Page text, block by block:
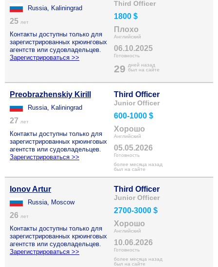
Russia, Kaliningrad
25 лет
Контакты доступны только для
зарегистрированных крюинговых
агентств или судовладельцев.
Зарегистрироваться >>
Third Officer
1800 $
Плохо
Английский
06.10.2025
Готовность
29
дней назад
был на сайте
Preobrazhenskiy Kirill
Russia, Kaliningrad
27 лет
Контакты доступны только для
зарегистрированных крюинговых
агентств или судовладельцев.
Зарегистрироваться >>
Third Officer
Junior Officer
600-1000 $
Хорошо
Английский
05.05.2026
Готовность
более месяца назад
был на сайте
Ionov Artur
Russia, Moscow
26 лет
Контакты доступны только для
зарегистрированных крюинговых
агентств или судовладельцев.
Зарегистрироваться >>
Third Officer
Junior Officer
2700-3000 $
Хорошо
Английский
10.06.2026
Готовность
более месяца назад
был на сайте